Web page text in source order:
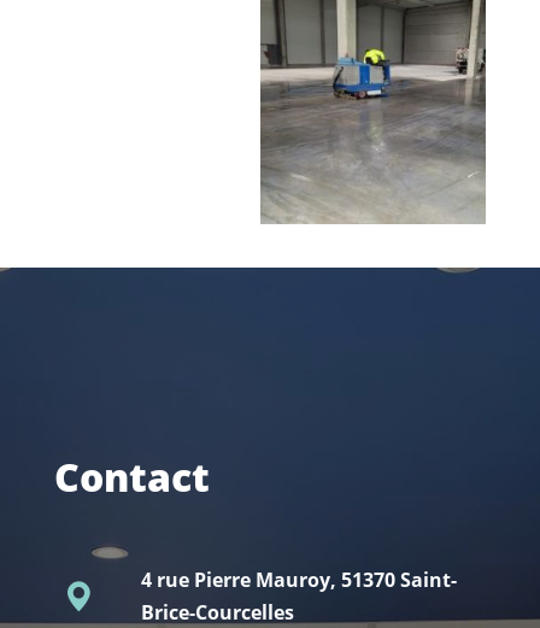
Contact
4 rue Pierre Mauroy, 51370 Saint-
Brice-Courcelles